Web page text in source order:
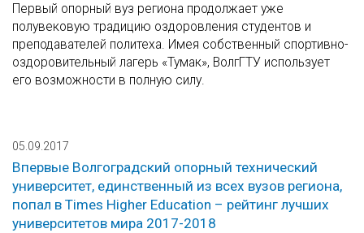
Первый опорный вуз региона продолжает уже
полувековую традицию оздоровления студентов и
преподавателей политеха. Имея собственный спортивно-
оздоровительный лагерь «Тумак», ВолгГТУ использует
его возможности в полную силу.
05.09.2017
Впервые Волгоградский опорный технический
университет, единственный из всех вузов региона,
попал в Times Higher Education – рейтинг лучших
университетов мира 2017-2018